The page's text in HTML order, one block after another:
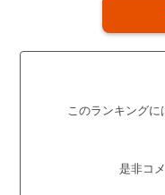
このランキングに
是非コ